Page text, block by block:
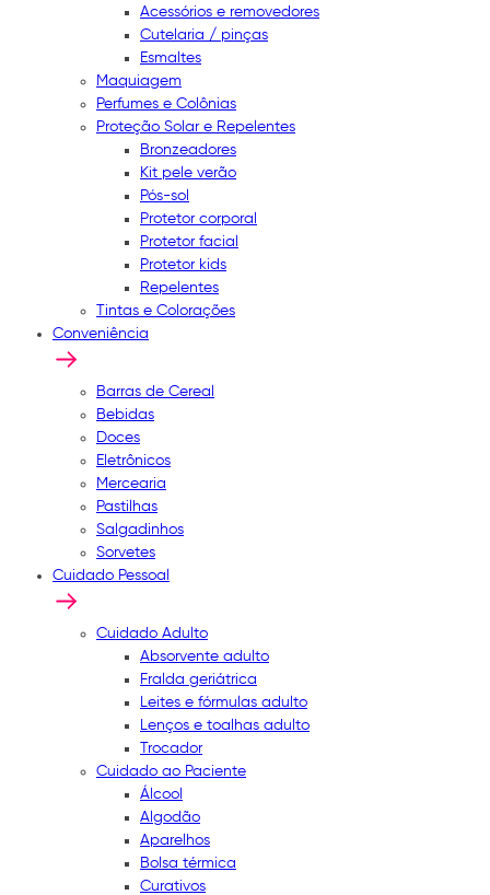
Acessórios e removedores
Cutelaria / pinças
Esmaltes
Maquiagem
Perfumes e Colônias
Proteção Solar e Repelentes
Bronzeadores
Kit pele verão
Pós-sol
Protetor corporal
Protetor facial
Protetor kids
Repelentes
Tintas e Colorações
Conveniência
Barras de Cereal
Bebidas
Doces
Eletrônicos
Mercearia
Pastilhas
Salgadinhos
Sorvetes
Cuidado Pessoal
Cuidado Adulto
Absorvente adulto
Fralda geriátrica
Leites e fórmulas adulto
Lenços e toalhas adulto
Trocador
Cuidado ao Paciente
Álcool
Algodão
Aparelhos
Bolsa térmica
Curativos